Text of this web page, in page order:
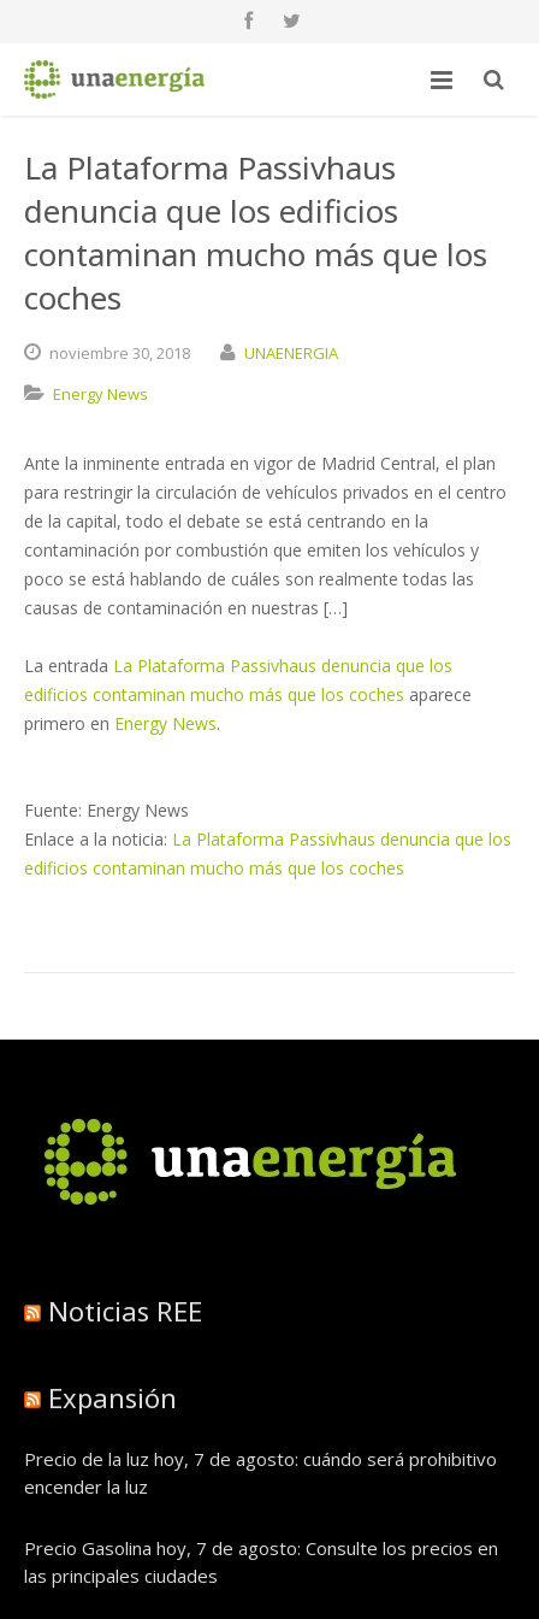
La Plataforma Passivhaus
denuncia que los edificios
contaminan mucho más que los
coches
noviembre 30,2018
UNAENERGIA
Energy News
Ante la inminente entrada en vigor de Madrid Central, el plan
para restringir la circulación de vehículos privados en el centro
de la capital, todo el debate se está centrando en la
contaminación por combustión que emiten los vehículos y
poco se está hablando de cuáles son realmente todas las
causas de contaminación en nuestras […]
La entrada La Plataforma Passivhaus denuncia que los
edificios contaminan mucho más que los coches aparece
primero en Energy News.
Fuente: Energy News
Enlace a la noticia: La Plataforma Passivhaus denuncia que los
edificios contaminan mucho más que los coches
Noticias REE
Expansión
Precio de la luz hoy, 7 de agosto: cuándo será prohibitivo
encender la luz
Precio Gasolina hoy, 7 de agosto: Consulte los precios en
las principales ciudades